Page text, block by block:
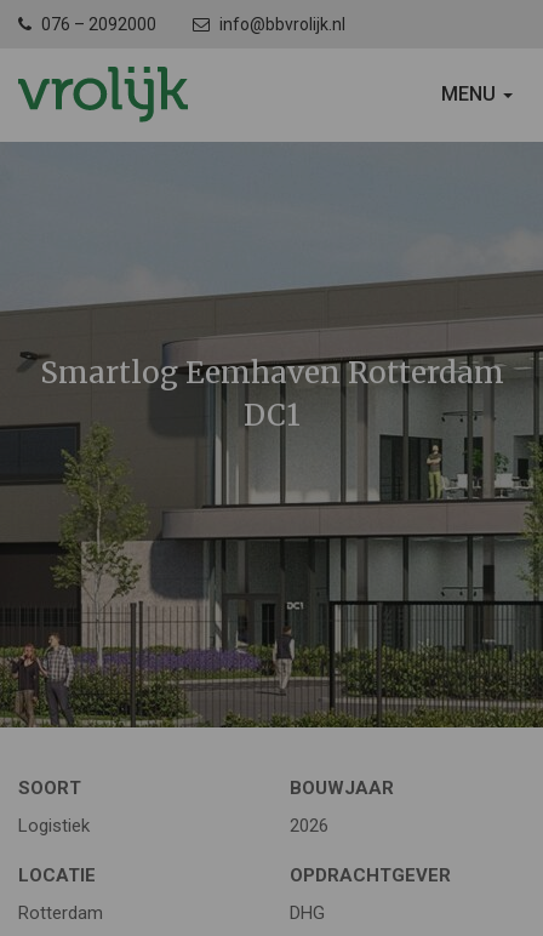
076 – 2092000 info@bbvrolijk.nl
SCHAKEL
MENU
Smartlog Eemhaven Rotterdam
DC1
SOORT
Logistiek
BOUWJAAR
2026
LOCATIE
Rotterdam
OPDRACHTGEVER
DHG